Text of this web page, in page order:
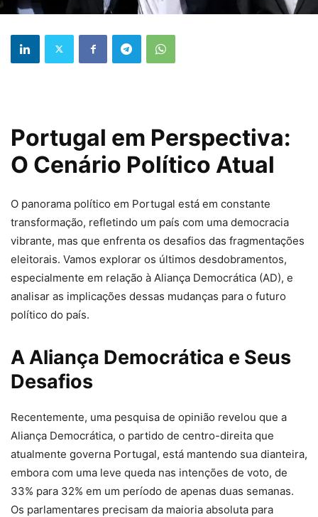
Portugal em Perspectiva:
O Cenário Político Atual
O panorama político em Portugal está em constante
transformação, refletindo um país com uma democracia
vibrante, mas que enfrenta os desafios das fragmentações
eleitorais. Vamos explorar os últimos desdobramentos,
especialmente em relação à Aliança Democrática (AD), e
analisar as implicações dessas mudanças para o futuro
político do país.
A Aliança Democrática e Seus
Desafios
Recentemente, uma pesquisa de opinião revelou que a
Aliança Democrática, o partido de centro-direita que
atualmente governa Portugal, está mantendo sua dianteira,
embora com uma leve queda nas intenções de voto, de
33% para 32% em um período de apenas duas semanas.
Os parlamentares precisam da maioria absoluta para